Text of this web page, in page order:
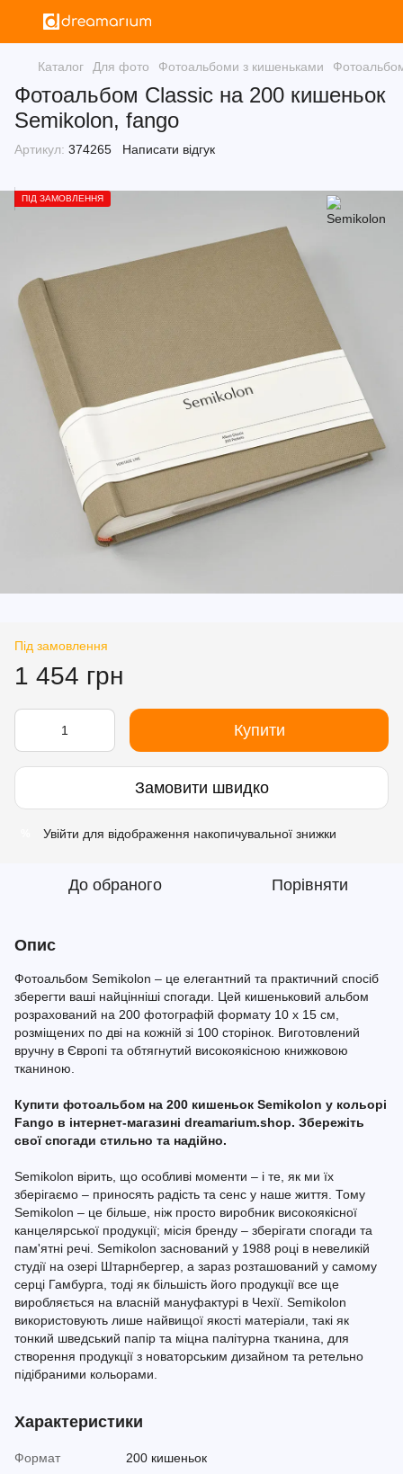
Каталог Для фото Фотоальбоми з кишеньками
Фотоальбом Classic на 200 кишеньок
Semikolon, fango
Артикул: 374265 Написати відгук
ПІД ЗАМОВЛЕННЯ
Під замовлення
1 454 грн
Купити
Замовити швидко
Увійти для відображення накопичувальної знижки
До обраного Порівняти
Опис
Фотоальбом Semikolon – це елегантний та практичний спосіб
зберегти ваші найцінніші спогади. Цей кишеньковий альбом
розрахований на 200 фотографій формату 10 x 15 см,
розміщених по дві на кожній зі 100 сторінок. Виготовлений
вручну в Європі та обтягнутий високоякісною книжковою
тканиною.
Купити фотоальбом на 200 кишеньок Semikolon у кольорі
Fango в інтернет-магазині dreamarium.shop. Збережіть
свої спогади стильно та надійно.
Semikolon вірить, що особливі моменти – і те, як ми їх
зберігаємо – приносять радість та сенс у наше життя. Тому
Semikolon – це більше, ніж просто виробник високоякісної
канцелярської продукції; місія бренду – зберігати спогади та
пам'ятні речі. Semikolon заснований у 1988 році в невеликій
студії на озері Штарнбергер, а зараз розташований у самому
серці Гамбурга, тоді як більшість його продукції все ще
виробляється на власній мануфактурі в Чехії. Semikolon
використовують лише найвищої якості матеріали, такі як
тонкий шведський папір та міцна палітурна тканина, для
створення продукції з новаторським дизайном та ретельно
підібраними кольорами.
Характеристики
Формат
200 кишеньок